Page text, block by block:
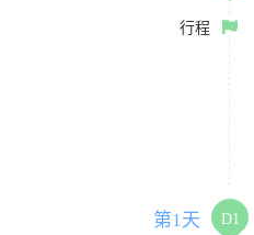
行程
第1天 D1